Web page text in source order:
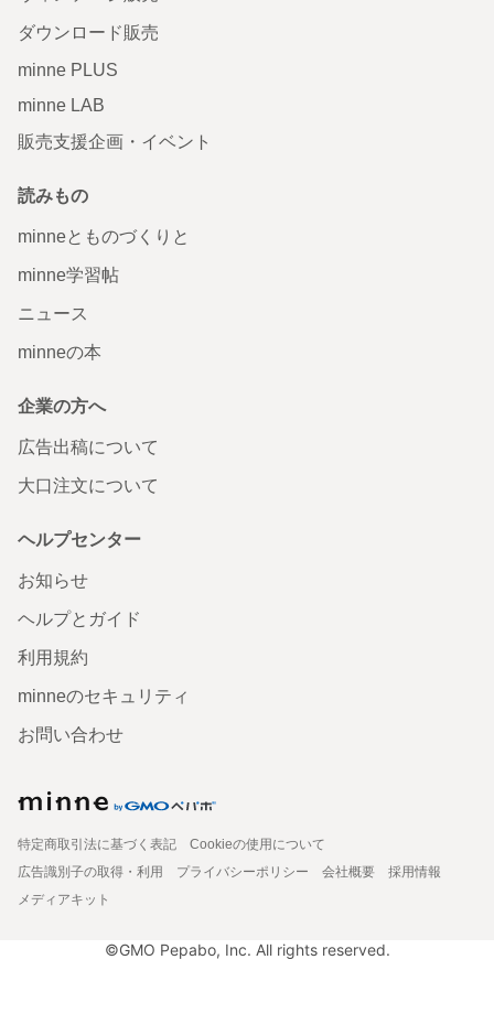
ダウンロード販売
minne PLUS
minne LAB
販売支援企画・イベント
読みもの
minneとものづくりと
minne学習帖
ニュース
minneの本
企業の方へ
広告出稿について
大口注文について
ヘルプセンター
お知らせ
ヘルプとガイド
利用規約
minneのセキュリティ
お問い合わせ
特定商取引法に基づく表記
Cookieの使用について
広告識別子の取得・利用
プライバシーポリシー 会社概要
採用情報
メディアキット
©GMO Pepabo, Inc. All rights reserved.